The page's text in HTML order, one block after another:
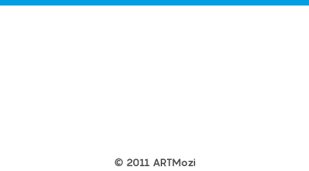
© 2011 ARTMozi